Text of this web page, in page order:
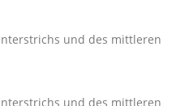
und des mittleren
und des mittleren